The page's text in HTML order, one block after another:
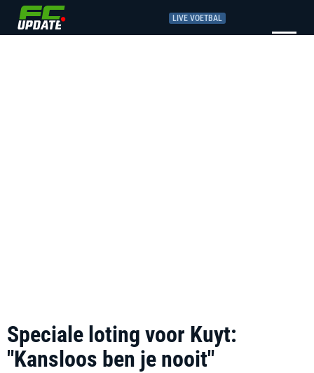
LIVE VOETBAL
Speciale loting voor Kuyt:
"Kansloos ben je nooit"